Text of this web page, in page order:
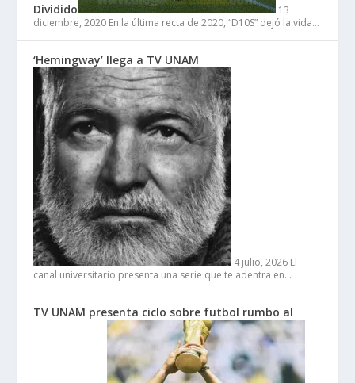
Dividido
13
diciembre, 2020 En la última recta de 2020, “D10S” dejó la vida…
‘Hemingway’ llega a TV UNAM
4 julio, 2026 El
canal universitario presenta una serie que te adentra en…
TV UNAM presenta ciclo sobre futbol rumbo al